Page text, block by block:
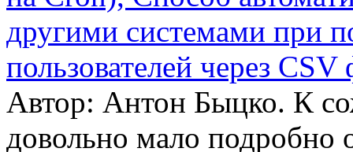
другими системами при
пользователей через
Автор: Антон Быцко. К
довольно мало подробно